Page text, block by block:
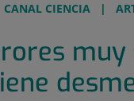
CANAL CIENCIA |